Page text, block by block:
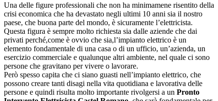
Una delle figure professionali che non ha minimamene risentito della
crisi economica che ha devastato negli ultimi 10 anni sia il nostro
paese, che buona parte del mondo, è sicuramente l’elettricista.
Questa figura è sempre molto richiesta sia dalle aziende che dai
privati perché,come è ovvio che sia,l’impianto elettrico è un
elemento fondamentale di una casa o di un ufficio, un’azienda, un
esercizio commerciale e qualunque altri ambiente, nel quale ci sono
persone che gravitano per vivere o lavorare.
Però spesso capita che ci siano guasti nell’impianto elettrico, che
possono creare tanti disagi nella vita quotidiana e lavorativa delle
persone e quindi risulta molto importante rivolgersi a un Pronto